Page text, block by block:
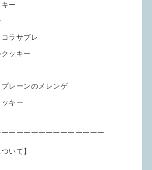
ー
ラサブレ
クッキー
プレーンのメレンゲ
ッキー
￣￣￣￣￣￣￣￣￣￣￣￣￣
ついて】